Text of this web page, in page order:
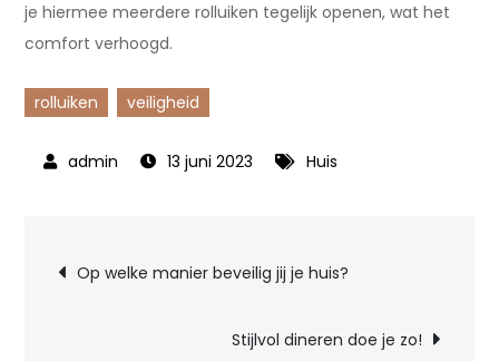
je hiermee meerdere rolluiken tegelijk openen, wat het
comfort verhoogd.
rolluiken veiligheid
13 juni 2023 Huis
Bericht
navigatie
Op welke manier beveilig jij je huis?
Stijlvol dineren doe je zo!